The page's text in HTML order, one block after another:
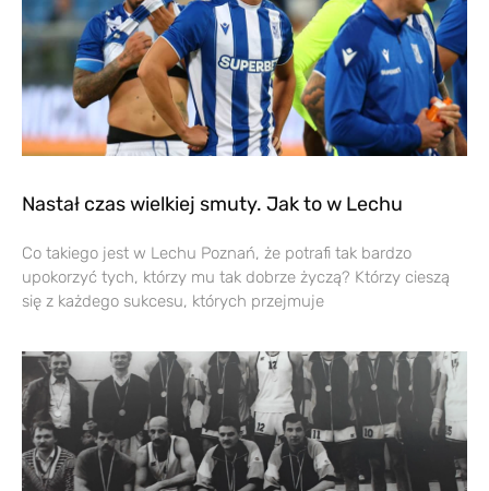
Nastał czas wielkiej smuty. Jak to w Lechu
Co takiego jest w Lechu Poznań, że potrafi tak bardzo
upokorzyć tych, którzy mu tak dobrze życzą? Którzy cieszą
się z każdego sukcesu, których przejmuje